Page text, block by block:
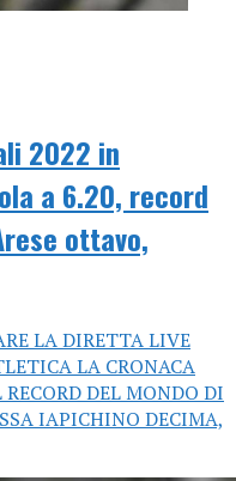
2022 in
a 6.20, record
ottavo,
LA DIRETTA LIVE
LA CRONACA
DEL MONDO DI
IAPICHINO DECIMA,